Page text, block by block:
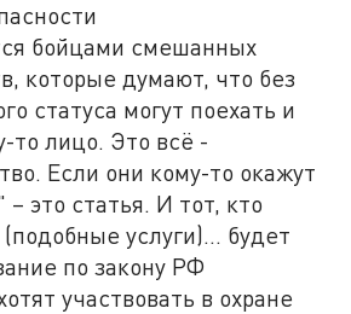
бойцами смешанных
которые думают, что без
статуса могут поехать и
то лицо. Это всё -
Если они кому-то окажут
– это статья. И тот, кто
услуги)... будет
по закону РФ
участвовать в охране